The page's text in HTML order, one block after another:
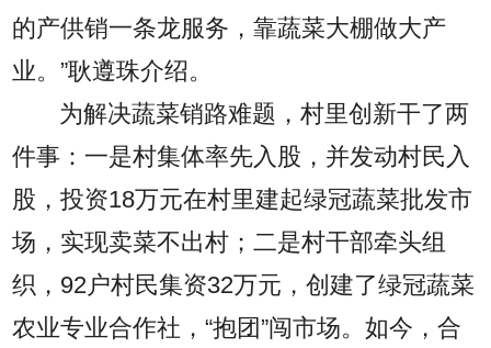
的产供销一条龙服务，靠蔬菜大棚做大产
业。”耿遵珠介绍。
为解决蔬菜销路难题，村里创新干了两
件事：一是村集体率先入股，并发动村民入
股，投资18万元在村里建起绿冠蔬菜批发市
场，实现卖菜不出村；二是村干部牵头组
织，92户村民集资32万元，创建了绿冠蔬菜
农业专业合作社，“抱团”闯市场。如今，合